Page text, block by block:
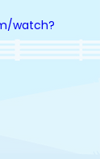
watch?